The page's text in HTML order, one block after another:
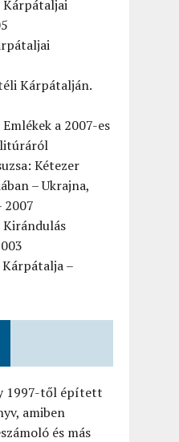
Kárpátaljai
Kárpátalján.
a 2007-es
Kétezer
– Ukrajna,
2007
Kirándulás
–
1997-től épített
amiben
és más